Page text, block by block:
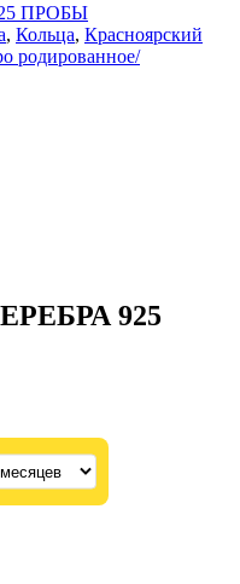
, Кольца, Красноярский
родированное/
925